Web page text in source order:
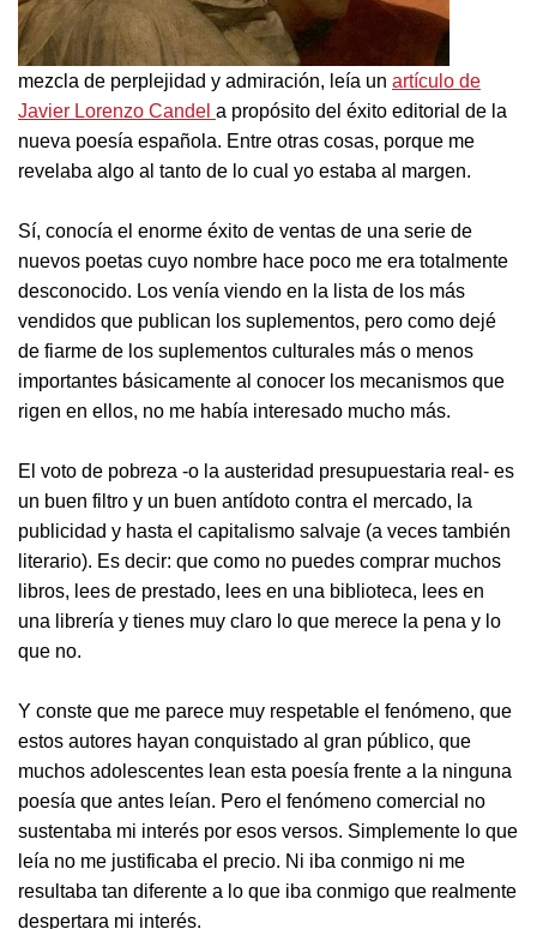
mezcla de perplejidad y admiración, leía un artículo de
Javier Lorenzo Candel a propósito del éxito editorial de la
nueva poesía española. Entre otras cosas, porque me
revelaba algo al tanto de lo cual yo estaba al margen.
Sí, conocía el enorme éxito de ventas de una serie de
nuevos poetas cuyo nombre hace poco me era totalmente
desconocido. Los venía viendo en la lista de los más
vendidos que publican los suplementos, pero como dejé
de fiarme de los suplementos culturales más o menos
importantes básicamente al conocer los mecanismos que
rigen en ellos, no me había interesado mucho más.
El voto de pobreza -o la austeridad presupuestaria real- es
un buen filtro y un buen antídoto contra el mercado, la
publicidad y hasta el capitalismo salvaje (a veces también
literario). Es decir: que como no puedes comprar muchos
libros, lees de prestado, lees en una biblioteca, lees en
una librería y tienes muy claro lo que merece la pena y lo
que no.
Y conste que me parece muy respetable el fenómeno, que
estos autores hayan conquistado al gran público, que
muchos adolescentes lean esta poesía frente a la ninguna
poesía que antes leían. Pero el fenómeno comercial no
sustentaba mi interés por esos versos. Simplemente lo que
leía no me justificaba el precio. Ni iba conmigo ni me
resultaba tan diferente a lo que iba conmigo que realmente
despertara mi interés.